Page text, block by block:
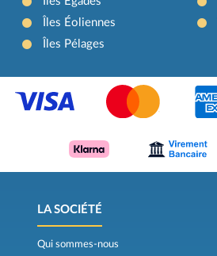
Îles Éoliennes
Îles Pélages
LA SOCIÉTÉ
Qui sommes-nous